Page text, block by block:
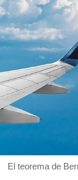
El teorema de